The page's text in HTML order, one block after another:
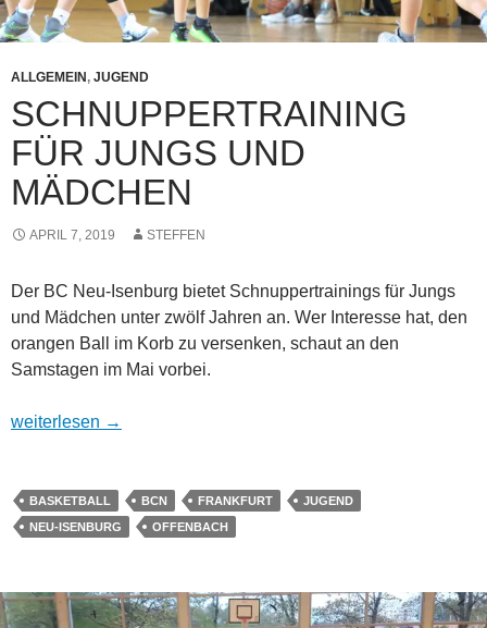
ALLGEMEIN , JUGEND
SCHNUPPERTRAINING
FÜR JUNGS UND
MÄDCHEN
APRIL 7, 2019 STEFFEN
Der BC Neu-Isenburg bietet Schnuppertrainings für Jungs
und Mädchen unter zwölf Jahren an. Wer Interesse hat, den
orangen Ball im Korb zu versenken, schaut an den
Samstagen im Mai vorbei.
Schnuppertraining für Jungs und Mädchen
weiterlesen →
BASKETBALL BCN FRANKFURT
JUGEND
NEU-ISENBURG
OFFENBACH